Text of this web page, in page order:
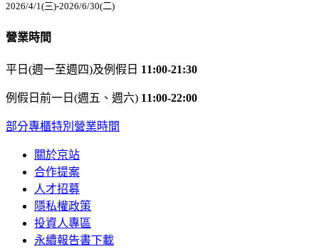
2026/4/1(三)-2026/6/30(二)
營業時間
平日(週一至週四)及例假日 11:00-21:30
例假日前一日(週五、週六) 11:00-22:00
部分專櫃特別營業時間
關於京站
合作提案
人才招募
隱私權政策
投資人專區
永續報告書下載